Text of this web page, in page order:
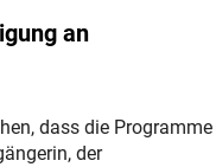
an
dass die Programme
der